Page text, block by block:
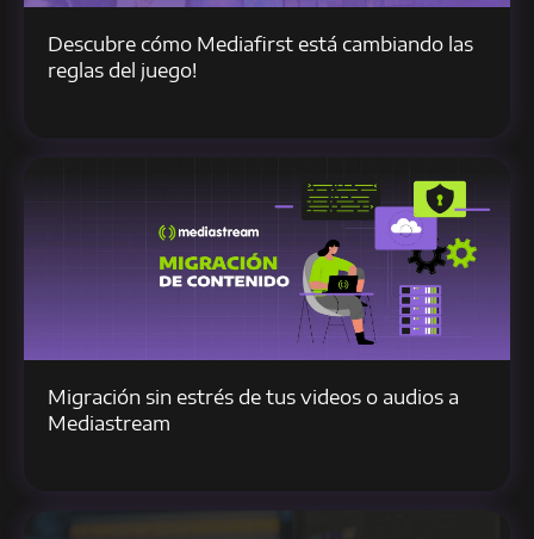
Descubre cómo Mediafirst está cambiando las
reglas del juego!
Migración sin estrés de tus videos o audios a
Mediastream